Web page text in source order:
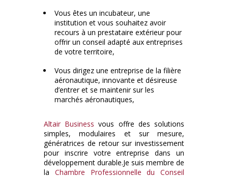
Vous êtes un incubateur, une
institution et vous souhaitez avoir
recours à un prestataire extérieur pour
offrir un conseil adapté aux entreprises
de votre territoire,
Vous dirigez une entreprise de la filière
aéronautique, innovante et désireuse
d’entrer et se maintenir sur les
marchés aéronautiques,
Altair Business vous offre des solutions
simples, modulaires et sur mesure,
génératrices de retour sur investissement
pour inscrire votre entreprise dans un
développement durable.Je suis membre de
la Chambre Professionnelle du Conseil